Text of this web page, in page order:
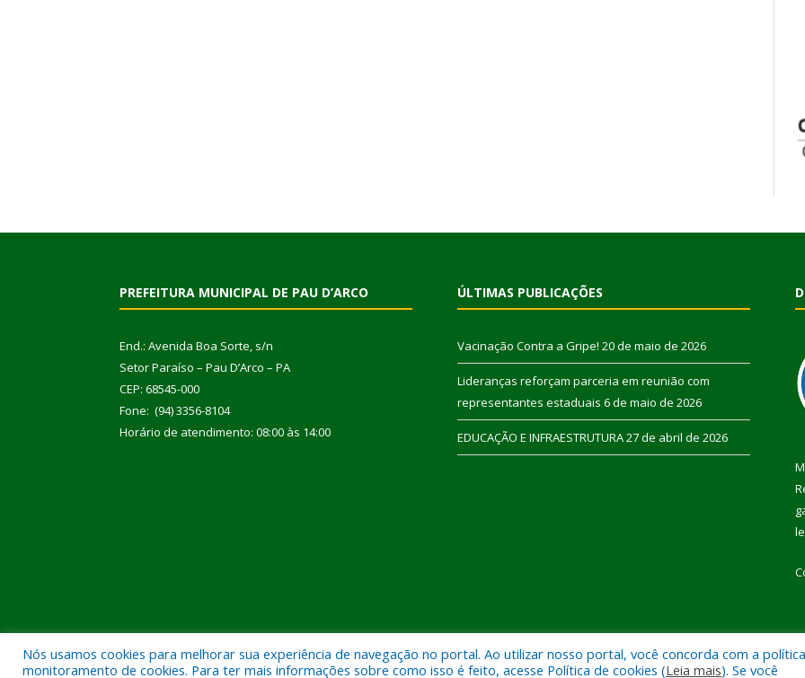
PREFEITURA MUNICIPAL DE PAU D’ARCO
End.: Avenida Boa Sorte, s/n
Setor Paraíso – Pau D’Arco – PA
CEP: 68545-000
Fone: (94) 3356-8104
Horário de atendimento: 08:00 às 14:00
ÚLTIMAS PUBLICAÇÕES
Vacinação Contra a Gripe! 20 de maio de 2026
Lideranças reforçam parceria em reunião com
representantes estaduais 6 de maio de 2026
EDUCAÇÃO E INFRAESTRUTURA27 de abril de 2026
Todos os direitos reservados a Prefeitura Municipal de Pau D’Arco. Mapa do Site
Nós usamos cookies para melhorar sua experiência de navegação no portal. Ao utilizar nosso portal, você concorda com a
monitoramento de cookies. Para ter mais informações sobre como isso é feito, acesse Política de cookies (Leia mais). Se você